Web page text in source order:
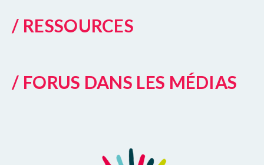
/ RESSOURCES
/ FORUS DANS LES MÉDIAS